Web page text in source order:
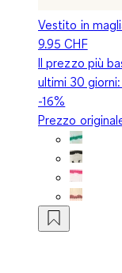
Vestito in
9.95 CHF
Il prezzo più
ultimi 30
-16%
Prezzo